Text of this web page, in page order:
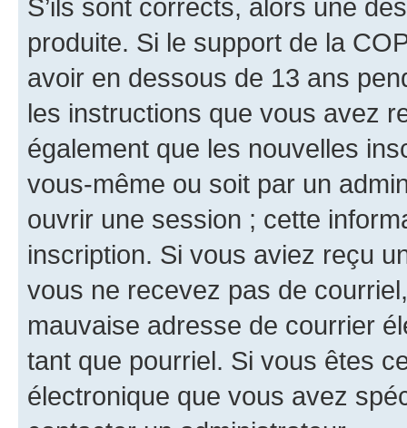
S’ils sont corrects, alors une
produite. Si le support de la
avoir en dessous de 13 ans
les instructions que vous avez
également que les nouvelles
vous-même ou soit par un
ouvrir une session ; cette
inscription. Si vous aviez reçu
vous ne recevez pas de
mauvaise adresse de courrier
tant que pourriel. Si vous êtes
électronique que vous avez